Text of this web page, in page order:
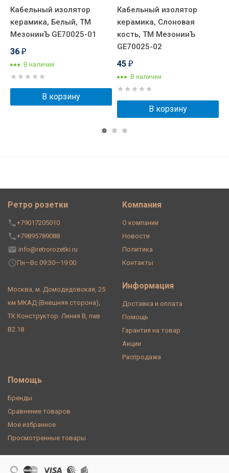
Кабельный изолятор
керамика, Белый, ТМ
МезонинЪ GE70025-01
36 ₽
В наличии
В корзину
Кабельный изолятор
керамика, Слоновая
кость, ТМ МезонинЪ
GE70025-02
45 ₽
В наличии
В корзину
Ретро розетки
+79017205010
+79895789088
info@retrorozetki.ru
Пн—Вс 09:30—19:00
Москва, м. Домодедовская, 25
км МКАД (Внешняя сторона),
ТК Конструктор. Линия В, пав
В2.18
Компания
О компании
Новости
Политика
Контакты
Информация
Доставка и оплата
Помощь
Гарантия на товар
Акции
Распродажа
Помощь
Бренды
Сравнение товаров
Мое избранное
Просмотренные товары